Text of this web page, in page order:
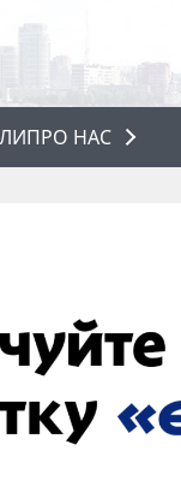
ПРО НАС
ПРО НАС